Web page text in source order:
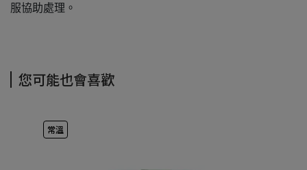
服協助處理。
您可能也會喜歡
常溫